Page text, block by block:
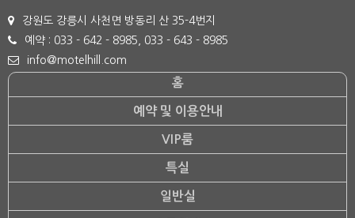
강원도 강릉시 사천면 방동리 산 35-4번지
예약 : 033 - 642 - 8985, 033 - 643 - 8985
info@motelhill.com
홈
예약 및 이용안내
VIP룸
특실
일반실